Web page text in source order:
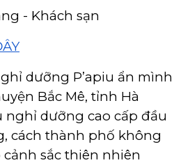
- Khách sạn
dưỡng P’apiu ẩn mình
Bắc Mê, tỉnh Hà
nghỉ dưỡng cao cấp đầu
cách thành phố không
cảnh sắc thiên nhiên